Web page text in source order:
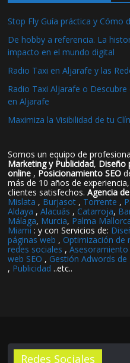
Stop Fly Guía práctica y Cómo
De hobby a referencia. La
impacto en el mundo digital
Radio Taxi en Aljarafe y las
Radio Taxi Aljarafe o
en Aljarafe
Maximiza la Visibilidad de tu
Somos un equipo de
Marketing y Publicidad, Diseño
online , Posicionamiento SEO
más de 10 años de
clientes satisfechos.Agencia
Mislata , Burjasot , Torrente ,
Aldaya ,Alacuás , Catarroja,
Málaga, Murcia, Palma
Miami : y con Servicios de:
páginas web , Optimización de
redes sociales ,
web SEO , Gestión Adwords de
, Publicidad ..etc..
Redes Sociales